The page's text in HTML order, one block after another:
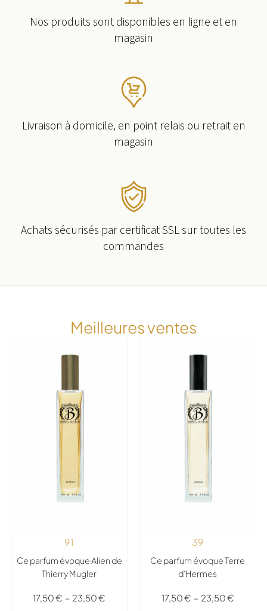
Nos produits sont disponibles en ligne et en
magasin
Livraison à domicile, en point relais ou retrait en
magasin
Achats sécurisés par certificat SSL sur toutes les
commandes
Meilleures ventes
91
Ce parfum évoque Alien de
Thierry Mugler
17,50€ – 23,50€
39
Ce parfum évoque Terre
d’Hermes
17,50€ – 23,50€